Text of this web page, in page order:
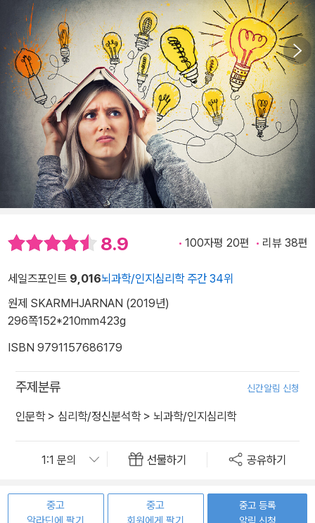
8.9 100자평 20편 리뷰 38편
세일즈포인트 9,016뇌과학/인지심리학 주간 34위
원제 SKARMHJARNAN (2019년)
296쪽152*210mm423g
ISBN 9791157686179
주제분류 신간알림 신청
인문학> 심리학/정신분석학> 뇌과학/인지심리학
선물하기 공유하기
중고
중고
중고 등록